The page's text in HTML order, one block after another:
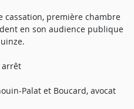
cassation, première chambre
en son audience publique
arrêt
Palat et Boucard, avocat